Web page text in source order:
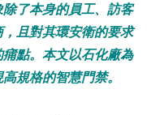
了本身的員工、訪客
且對其環安衛的要求
點。本文以石化廠為
規格的智慧門禁。